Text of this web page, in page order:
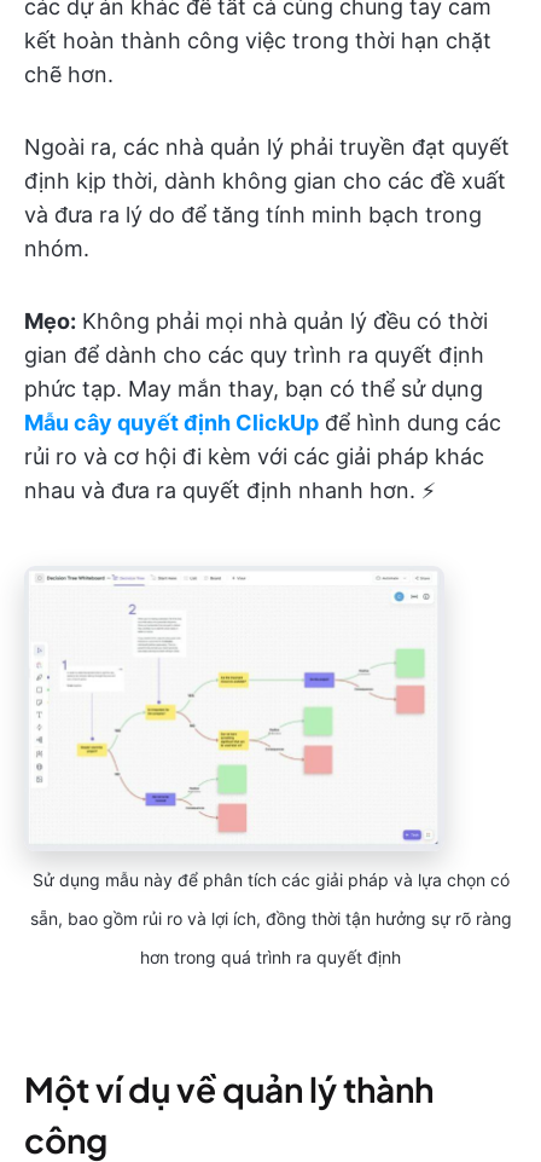
các dự án khác để tất cả cùng chung tay cam
kết hoàn thành công việc trong thời hạn chặt
chẽ hơn.
Ngoài ra, các nhà quản lý phải truyền đạt quyết
định kịp thời, dành không gian cho các đề xuất
và đưa ra lý do để tăng tính minh bạch trong
nhóm.
Mẹo: Không phải mọi nhà quản lý đều có thời
gian để dành cho các quy trình ra quyết định
phức tạp. May mắn thay, bạn có thể sử dụng
Mẫu cây quyết định ClickUp để hình dung các
rủi ro và cơ hội đi kèm với các giải pháp khác
nhau và đưa ra quyết định nhanh hơn. ⚡
Sử dụng mẫu này để phân tích các giải pháp và lựa chọn có
sẵn, bao gồm rủi ro và lợi ích, đồng thời tận hưởng sự rõ ràng
hơn trong quá trình ra quyết định
Một ví dụ về quản lý thành
công